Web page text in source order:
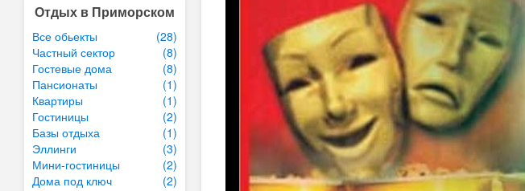
Отдых в Приморском
Все обьекты
(28)
Частный сектор
(8)
Гостевые дома
(8)
Пансионаты
(1)
Квартиры
(1)
Гостиницы
(2)
Базы отдыха
(1)
Эллинги
(3)
Мини-гостиницы
(2)
Дома под ключ
(2)